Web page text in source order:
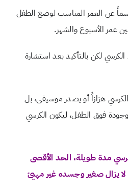
عن العمر المناسب لوضع الطفل
عمر الأسبوع والشهر.
لكن بالتأكيد بعد استشارة
هزازاً أو يصدر موسيقى، بل
فوق الطفل، ليكون الكرسي
مدة طويلة، الحد الأقصى
يزال صغير وجسده غير مهيئ